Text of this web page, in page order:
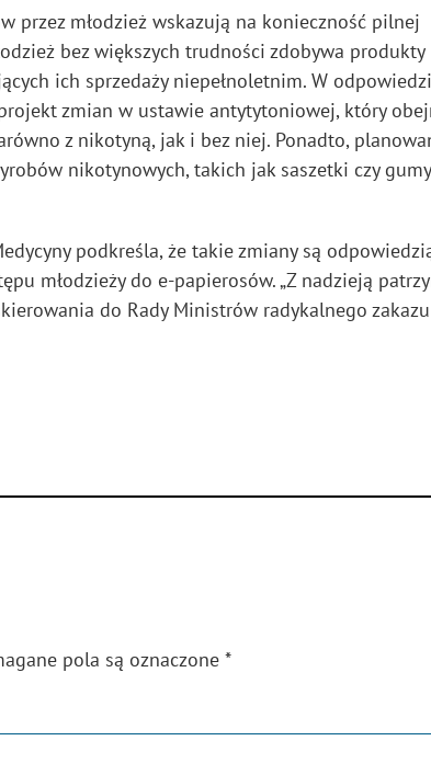
przez młodzież wskazują na konieczność pilnej
bez większych trudności zdobywa produkty
ich sprzedaży niepełnoletnim. W
zmian w ustawie antytytoniowej, który
z nikotyną, jak i bez niej. Ponadto,
nikotynowych, takich jak saszetki czy gumy
podkreśla, że takie zmiany są
młodzieży do e-papierosów. „Z nadzieją
do Rady Ministrów radykalnego zakazu
pola są oznaczone *